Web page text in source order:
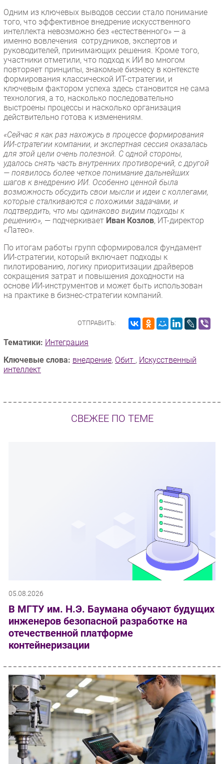
Одним из ключевых выводов сессии стало понимание
того, что эффективное внедрение искусственного
интеллекта невозможно без «естественного» — а
именно вовлечения сотрудников, экспертов и
руководителей, принимающих решения. Кроме того,
участники отметили, что подход к ИИ во многом
повторяет принципы, знакомые бизнесу в контексте
формирования классической ИТ-стратегии, и
ключевым фактором успеха здесь становится не сама
технология, а то, насколько последовательно
выстроены процессы и насколько организация
действительно готова к изменениям.
«Сейчас я как раз нахожусь в процессе формирования
ИИ-стратегии компании, и экспертная сессия оказалась
для этой цели очень полезной. С одной стороны,
удалось снять часть внутренних противоречий, с другой
— появилось более четкое понимание дальнейших
шагов к внедрению ИИ. Особенно ценной была
возможность обсудить свои мысли и идеи с коллегами,
которые сталкиваются с похожими задачами, и
подтвердить, что мы одинаково видим подходы к
решению», — подчеркивает Иван Козлов, ИТ-директор
«Латео».
По итогам работы групп сформировался фундамент
ИИ-стратегии, который включает подходы к
пилотированию, логику приоритизации драйверов
сокращения затрат и повышения доходности на
основе ИИ-инструментов и может быть использован
на практике в бизнес-стратегии компаний.
ОТПРАВИТЬ:
Тематики: Интеграция
Ключевые слова: внедрение, Обит , Искусственный
интеллект
СВЕЖЕЕ ПО ТЕМЕ
05.08.2026
В МГТУ им. Н.Э. Баумана обучают будущих
инженеров безопасной разработке на
отечественной платформе
контейнеризации